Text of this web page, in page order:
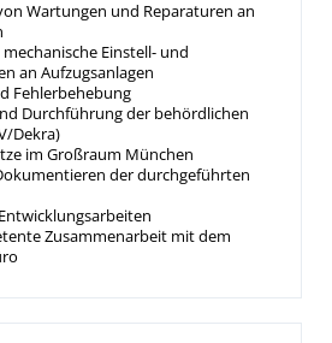
Wartungen und Reparaturen an
Einstell- und
an Aufzugsanlagen
Fehlerbehebung
Durchführung der behördlichen
Dekra)
im Großraum München
der durchgeführten
Zusammenarbeit mit dem